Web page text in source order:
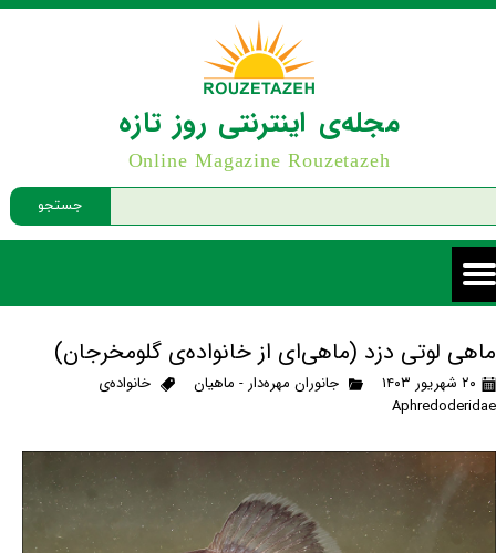
جستجو
مجله‌ی اینترنتی روز تازه
Online Magazine Rouzetazeh
ماهی لوتی دزد (ماهی‌ای از خانواده‌ی گلومخرجان)
۲۰ شهریور ۱۴۰۳ جانوران مهره‌دار - ماهیان
خانواده‌ی
Aphredoderidae